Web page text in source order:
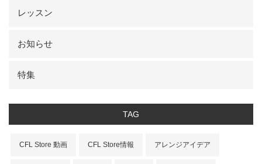
レッスン
お知らせ
特集
TAG
CFL Store 動画 CFL Store情報 アレンジアイデア